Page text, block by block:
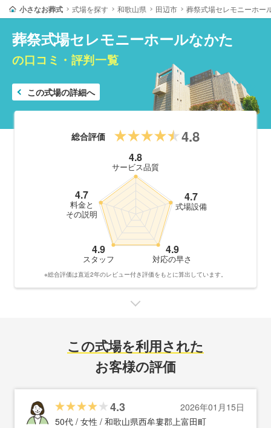
小さなお葬式 式場を探す 和歌山県 田辺市 葬祭式場セレモニーホー
葬祭式場セレモニーホールなかた
の口コミ・評判一覧
この式場の詳細へ
総合評価 4.8
4.8
サービス品質
4.7
式場設備
4.9
対応の早さ
4.9
スタッフ
4.7
料金と
その説明
※総合評価は直近2年のレビュー付き評価をもとに算出しています。
この式場を利用された
お客様の評価
4.3
2026年01月15日
50代 / 女性 / 和歌山県西牟婁郡上富田町